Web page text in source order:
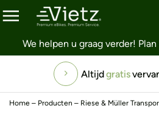
We helpen u graag verder!
Altijdgratis
Home – Producten – Riese & Müller